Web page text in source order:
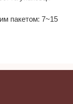
пакетом: 7~15